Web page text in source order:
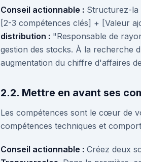
Conseil actionnable : Structurez-la
[2-3 compétences clés] + [Valeur
distribution : "Responsable de
gestion des stocks. À la recherche
augmentation du chiffre d'affaires
2.2. Mettre en avant ses
Les compétences sont le cœur de
compétences techniques et
Conseil actionnable : Créez deux